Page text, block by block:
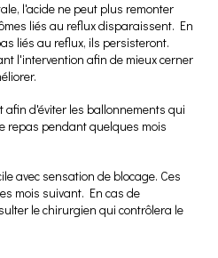
l'acide ne peut plus remonter
liés au reflux disparaissent. En
liés au reflux, ils persisteront.
l'intervention afin de mieux cerner
afin d'éviter les ballonnements qui
repas pendant quelques mois
avec sensation de blocage. Ces
mois suivant. En cas de
le chirurgien qui contrôlera le